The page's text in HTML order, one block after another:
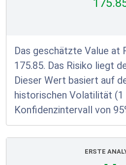
Das geschätzte Value at
175.85. Das Risiko liegt
Dieser Wert basiert auf
historischen Volatilität
Konfidenzintervall von
ERSTE